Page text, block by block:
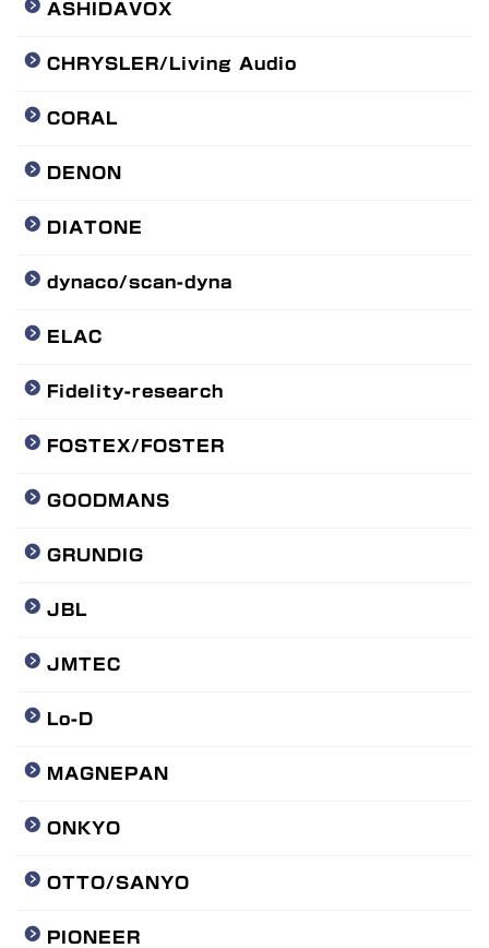
ASHIDAVOX
CHRYSLER/Living Audio
CORAL
DENON
DIATONE
dynaco/scan-dyna
ELAC
Fidelity-research
FOSTEX/FOSTER
GOODMANS
GRUNDIG
JBL
JMTEC
Lo-D
MAGNEPAN
ONKYO
OTTO/SANYO
PIONEER